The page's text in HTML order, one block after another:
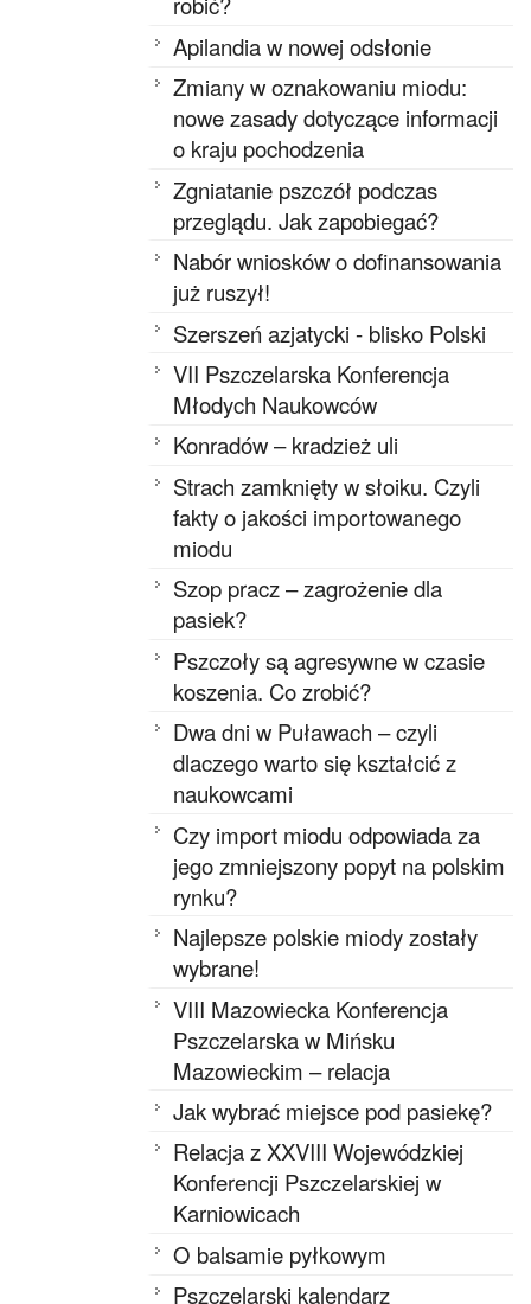
Apilandia w nowej odsłonie
Zmiany w oznakowaniu miodu:
nowe zasady dotyczące informacji
o kraju pochodzenia
Zgniatanie pszczół podczas
przeglądu. Jak zapobiegać?
Nabór wniosków o dofinansowania
już ruszył!
Szerszeń azjatycki - blisko Polski
VII Pszczelarska Konferencja
Młodych Naukowców
Konradów – kradzież uli
Strach zamknięty w słoiku. Czyli
fakty o jakości importowanego
miodu
Szop pracz – zagrożenie dla
pasiek?
Pszczoły są agresywne w czasie
koszenia. Co zrobić?
Dwa dni w Puławach – czyli
dlaczego warto się kształcić z
naukowcami
Czy import miodu odpowiada za
jego zmniejszony popyt na polskim
rynku?
Najlepsze polskie miody zostały
wybrane!
VIII Mazowiecka Konferencja
Pszczelarska w Mińsku
Mazowieckim – relacja
Jak wybrać miejsce pod pasiekę?
Relacja z XXVIII Wojewódzkiej
Konferencji Pszczelarskiej w
Karniowicach
O balsamie pyłkowym
Pszczelarski kalendarz